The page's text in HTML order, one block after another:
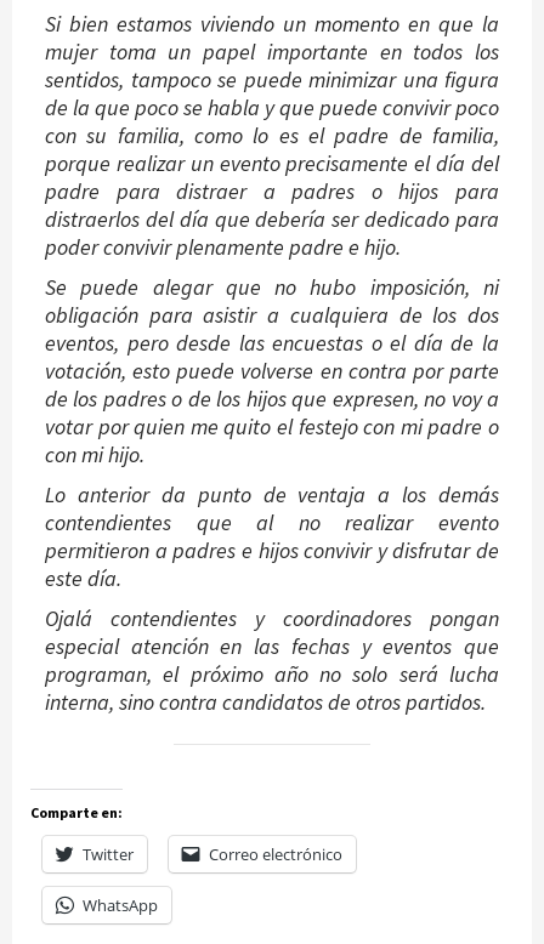
Si bien estamos viviendo un momento en que la
mujer toma un papel importante en todos los
sentidos, tampoco se puede minimizar una figura
de la que poco se habla y que puede convivir poco
con su familia, como lo es el padre de familia,
porque realizar un evento precisamente el día del
padre para distraer a padres o hijos para
distraerlos del día que debería ser dedicado para
poder convivir plenamente padre e hijo.
Se puede alegar que no hubo imposición, ni
obligación para asistir a cualquiera de los dos
eventos, pero desde las encuestas o el día de la
votación, esto puede volverse en contra por parte
de los padres o de los hijos que expresen, no voy a
votar por quien me quito el festejo con mi padre o
con mi hijo.
Lo anterior da punto de ventaja a los demás
contendientes que al no realizar evento
permitieron a padres e hijos convivir y disfrutar de
este día.
Ojalá contendientes y coordinadores pongan
especial atención en las fechas y eventos que
programan, el próximo año no solo será lucha
interna, sino contra candidatos de otros partidos.
Comparte en:
Twitter Correo electrónico
WhatsApp